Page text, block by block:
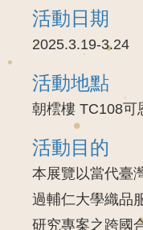
活動日期
2025.3.19-3.24
活動地點
朝橒樓 TC108可
活動目的
本展覽以當代臺
過輔仁大學織品
研究專案之跨國